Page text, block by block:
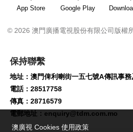
App Store Google Play
© 2026 澳門廣播電視股份有限公司版權
保持聯繫
地址：澳門俾利喇街一五七號A傳訊事
電話：28517758
傳真：28716579
電郵地址： enquiry@tdm.com.mo
澳廣視 Cookies 使用政策